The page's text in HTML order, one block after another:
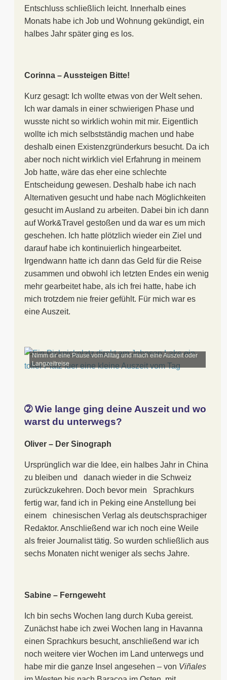
Entschluss schließlich leicht. Innerhalb eines
Monats habe ich Job und Wohnung gekündigt, ein
halbes Jahr später ging es los.
Corinna – Aussteigen Bitte!
Kurz gesagt: Ich wollte etwas von der Welt sehen.
Ich war damals in einer schwierigen Phase und
wusste nicht so wirklich wohin mit mir. Eigentlich
wollte ich mich selbstständig machen und habe
deshalb einen Existenzgründerkurs besucht. Da ich
aber noch nicht wirklich viel Erfahrung in meinem
Job hatte, wäre das eher eine schlechte
Entscheidung gewesen. Deshalb habe ich nach
Alternativen gesucht und habe nach Möglichkeiten
gesucht im Ausland zu arbeiten. Dabei bin ich dann
auf Work&Travel gestoßen und da war es um mich
geschehen. Ich hatte plötzlich wieder ein Ziel und
darauf habe ich kontinuierlich hingearbeitet.
Irgendwann hatte ich dann das Geld für die Reise
zusammen und obwohl ich letzten Endes ein wenig
mehr gearbeitet habe, als ich frei hatte, habe ich
mich trotzdem nie freier gefühlt. Für mich war es
eine Auszeit.
Nimm dir eine Pause vom Alltag und mach eine Auszeit oder
Langzeitreise
➁ Wie lange ging deine Auszeit und wo
warst du unterwegs?
Oliver – Der Sinograph
Ursprünglich war die Idee, ein halbes Jahr in China
zu bleiben und danach wieder in die Schweiz
zurückzukehren. Doch bevor mein Sprachkurs
fertig war, fand ich in Peking eine Anstellung bei
einem chinesischen Verlag als deutschsprachiger
Redaktor. Anschließend war ich noch eine Weile
als freier Journalist tätig. So wurden schließlich aus
sechs Monaten nicht weniger als sechs Jahre.
Sabine – Ferngeweht
Ich bin sechs Wochen lang durch Kuba gereist.
Zunächst habe ich zwei Wochen lang in Havanna
einen Sprachkurs besucht, anschließend war ich
noch weitere vier Wochen im Land unterwegs und
habe mir die ganze Insel angesehen – von Viñales